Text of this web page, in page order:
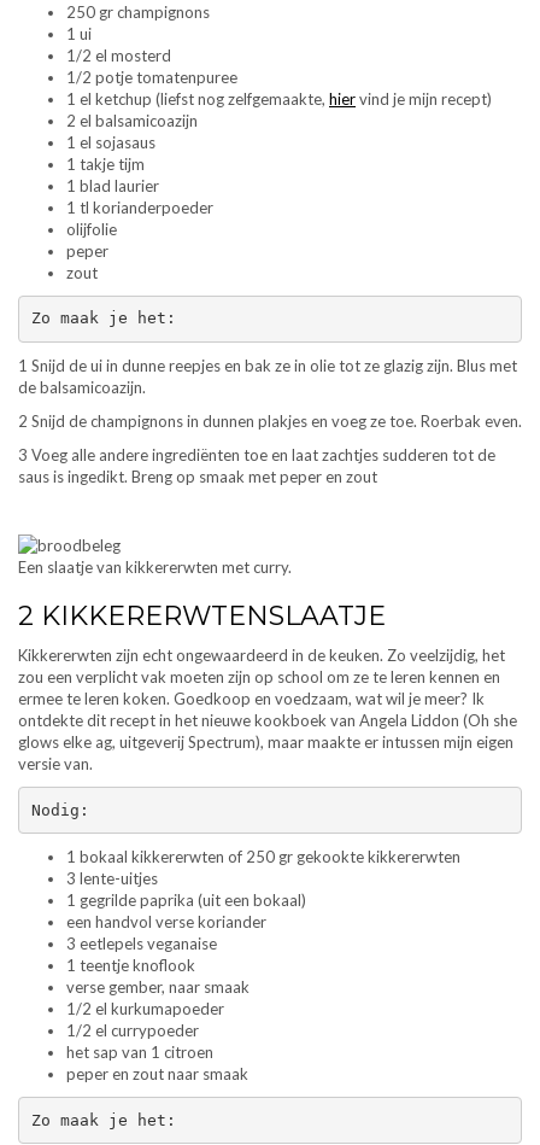
250 gr champignons
1 ui
1/2 el mosterd
1/2 potje tomatenpuree
1 el ketchup (liefst nog zelfgemaakte, hiervind je mijn recept)
2 el balsamicoazijn
1 el sojasaus
1 takje tijm
1 blad laurier
1 tl korianderpoeder
olijfolie
peper
zout
Zo maak je het:
1 Snijd de ui in dunne reepjes en bak ze in olie tot ze glazig zijn. Blus met
de balsamicoazijn.
2 Snijd de champignons in dunnen plakjes en voeg ze toe. Roerbak even.
3 Voeg alle andere ingrediënten toe en laat zachtjes sudderen tot de
saus is ingedikt. Breng op smaak met peper en zout
Een slaatje van kikkererwten met curry.
2 KIKKERERWTENSLAATJE
Kikkererwten zijn echt ongewaardeerd in de keuken. Zo veelzijdig, het
zou een verplicht vak moeten zijn op school om ze te leren kennen en
ermee te leren koken. Goedkoop en voedzaam, wat wil je meer? Ik
ontdekte dit recept in het nieuwe kookboek van Angela Liddon (Oh she
glows elke ag, uitgeverij Spectrum), maar maakte er intussen mijn eigen
versie van.
Nodig:
1 bokaal kikkererwten of 250 gr gekookte kikkererwten
3 lente-uitjes
1 gegrilde paprika (uit een bokaal)
een handvol verse koriander
3 eetlepels veganaise
1 teentje knoflook
verse gember, naar smaak
1/2 el kurkumapoeder
1/2 el currypoeder
het sap van 1 citroen
peper en zout naar smaak
Zo maak je het: